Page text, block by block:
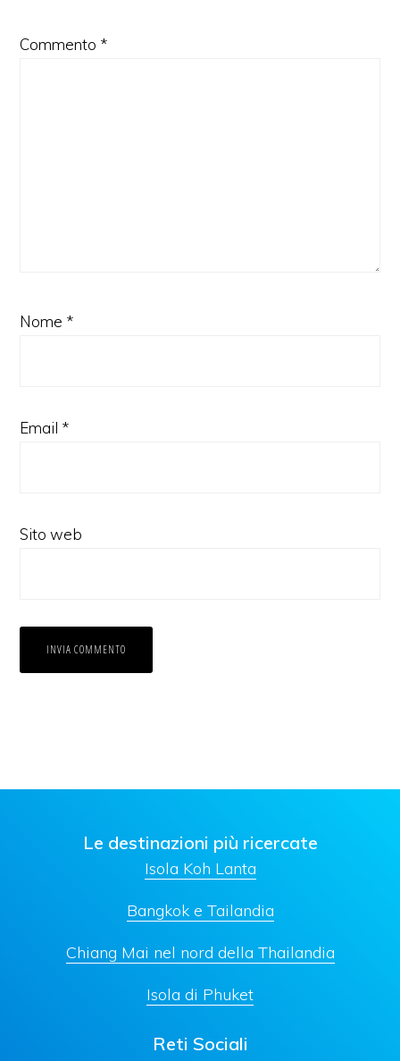
Commento *
Nome *
Email *
Sito web
Le destinazioni più ricercate
Isola Koh Lanta
Bangkok e Tailandia
Chiang Mai nel nord della Thailandia
Isola di Phuket
Reti Sociali